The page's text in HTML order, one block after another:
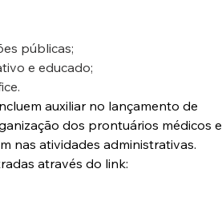
públicas;
e educado;
auxiliar no lançamento de
dos prontuários médicos e
nas atividades administrativas.
através do link: